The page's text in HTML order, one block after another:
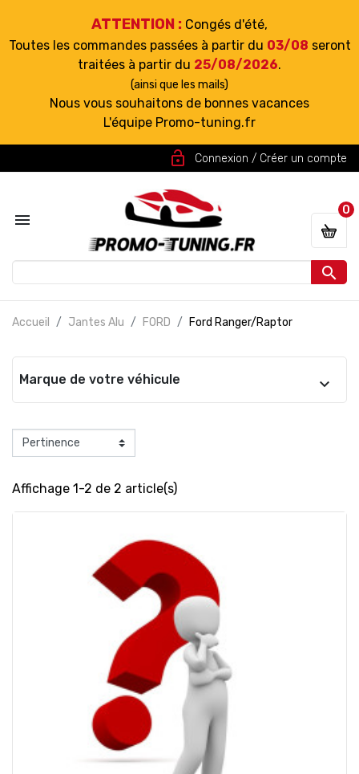
ATTENTION : Congés d'été,
Toutes les commandes passées à partir du 03/08 seront
traitées à partir du 25/08/2026.
(ainsi que les mails)
Nous vous souhaitons de bonnes vacances
L'équipe Promo-tuning.fr
lock_open Connexion / Créer un compte


0
Accueil Jantes Alu FORD Ford Ranger/Raptor
Marque de votre véhicule
Affichage 1-2 de 2 article(s)